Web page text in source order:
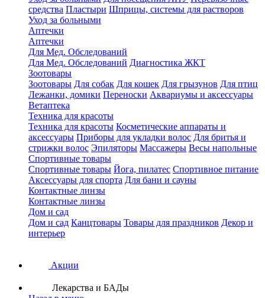
средства Пластыри Шприцы, системы для растворов
Уход за больными
Аптечки
Аптечки
Для Мед. Обследований
Для Мед. Обследований Диагностика ЖКТ
Зоотовары
Зоотовары Для собак Для кошек Для грызунов Для птиц
Лежанки, домики Переноски Аквариумы и аксессуары
Ветаптека
Техника для красоты
Техника для красоты Косметические аппараты и
аксессуары Приборы для укладки волос Для бритья и
стрижки волос Эпиляторы Массажеры Весы напольные
Спортивные товары
Спортивные товары Йога, пилатес Спортивное питание
Аксессуары для спорта Для бани и сауны
Контактные линзы
Контактные линзы
Дом и сад
Дом и сад Канцтовары Товары для праздников Декор и
интерьер
Акции
Лекарства и БАДы